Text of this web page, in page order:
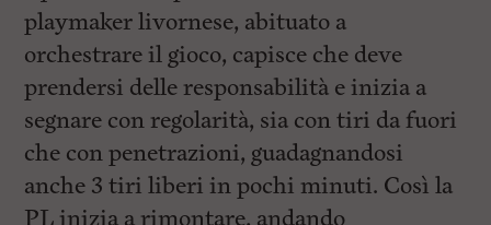
playmaker livornese, abituato a
orchestrare il gioco, capisce che deve
prendersi delle responsabilità e inizia a
segnare con regolarità, sia con tiri da fuori
che con penetrazioni, guadagnandosi
anche 3 tiri liberi in pochi minuti. Così la